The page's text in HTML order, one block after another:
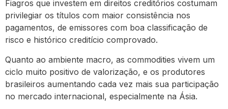
Fiagros que investem em direitos creditórios costumam
privilegiar os títulos com maior consistência nos
pagamentos, de emissores com boa classificação de
risco e histórico creditício comprovado.
Quanto ao ambiente macro, as commodities vivem um
ciclo muito positivo de valorização, e os produtores
brasileiros aumentando cada vez mais sua participação
no mercado internacional, especialmente na Ásia.